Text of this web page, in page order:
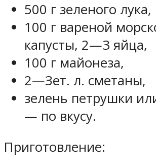
500 г зеленого лука,
100 г вареной
капусты, 2—3 яйца,
100 г майонеза,
2—Зет. л. сметаны,
зелень петрушки
— по вкусу.
Приготовление: